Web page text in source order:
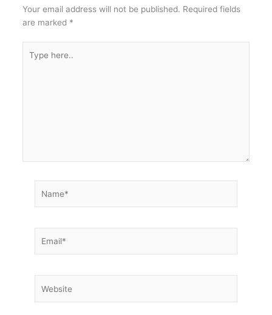
Your email address will not be published. Required fields
are marked *
here..